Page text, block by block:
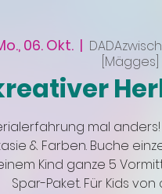
06. Okt.
  |
[Mägges]
mal
& Farben. Buche
Kind ganze 5
Spar-Paket. Für Kids von